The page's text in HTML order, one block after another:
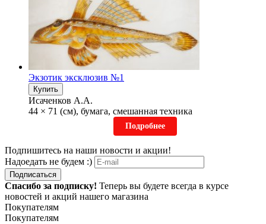
Экзотик эксклюзив №1
Купить
Исаченков А.А.
44 × 71 (см), бумага, смешанная техника
Подробнее
Подпишитесь на наши новости и акции!
Надоедать не будем :)
Подписаться
Спасибо за подписку! Теперь вы будете всегда в курсе
новостей и акций нашего магазина
Покупателям
Покупателям